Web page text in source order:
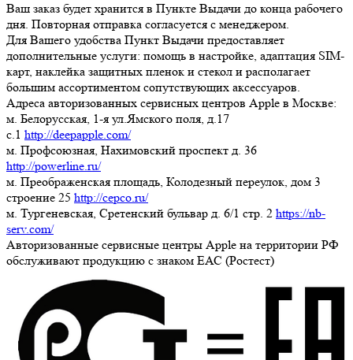
Ваш заказ будет хранится в Пункте Выдачи до конца рабочего
дня. Повторная отправка согласуется с менеджером.
Для Вашего удобства Пункт Выдачи предоставляет
дополнительные услуги: помощь в настройке, адаптация SIM-
карт, наклейка защитных пленок и стекол и располагает
большим ассортиментом сопутствующих аксессуаров.
Адреса авторизованных сервисных центров Apple в Москве:
м. Белорусская, 1-я ул.Ямского поля, д.17
c.1 http://deepapple.com/
м. Профсоюзная, Нахимовский проспект д. 36
http://powerline.ru/
м. Преображенская площадь, Колодезный переулок, дом 3
строение 25 http://cepco.ru/
м. Тургеневская, Сретенский бульвар д. 6/1 стр. 2 https://nb-
serv.com/
Авторизованные сервисные центры Apple на территории РФ
обслуживают продукцию с знаком ЕАС (Ростест)